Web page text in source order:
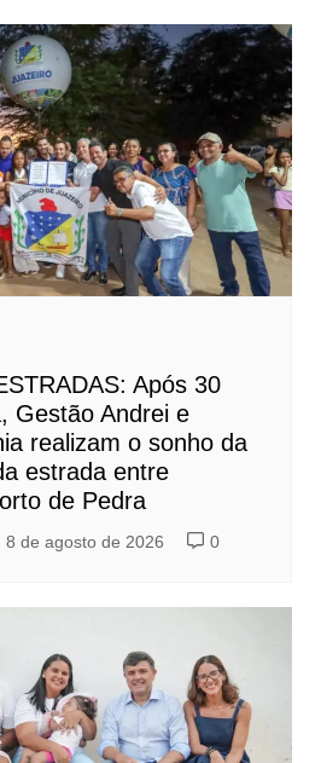
Após 30
Gestão Andrei e
realizam o sonho da
estrada entre
de Pedra
8 de agosto de 2026 0